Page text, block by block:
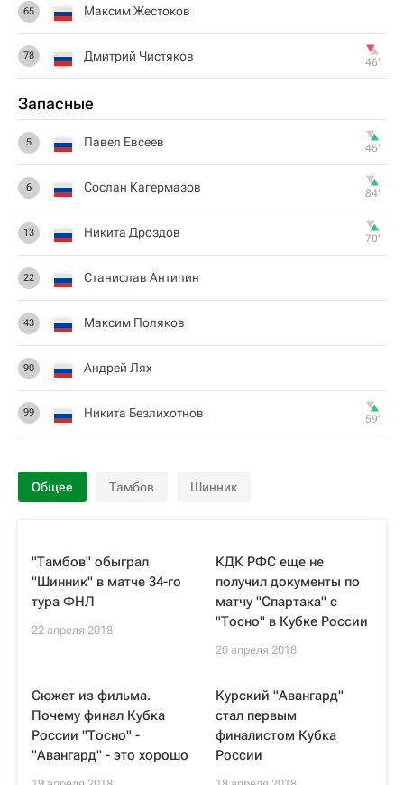
65 Максим Жестоков
78 Дмитрий Чистяков 46‎’‎
Запасные
5 Павел Евсеев 46‎’‎
6 Сослан Кагермазов 84‎’‎
13 Никита Дроздов 70‎’‎
22 Станислав Антипин
43 Максим Поляков
90 Андрей Лях
99 Никита Безлихотнов 59‎’‎
Общее Тамбов Шинник
"Тамбов" обыграл
"Шинник" в матче 34-го
тура ФНЛ
22 апреля 2018
КДК РФС еще не
получил документы по
матчу "Спартака" с
"Тосно" в Кубке России
20 апреля 2018
Сюжет из фильма.
Почему финал Кубка
России "Тосно" -
"Авангард" - это хорошо
Курский "Авангард"
стал первым
финалистом Кубка
России